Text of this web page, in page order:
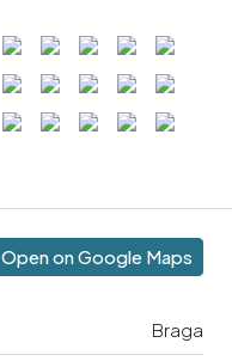
Open on Google Maps
Braga